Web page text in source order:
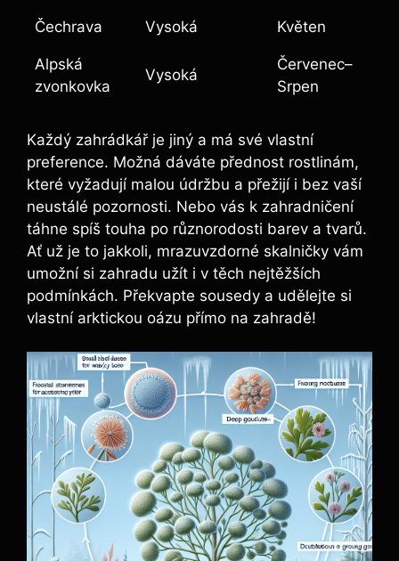
Čechrava Vysoká Květen
Alpská
zvonkovka
Vysoká
Červenec–
Srpen
Každý zahrádkář je jiný a má své vlastní
preference. Možná dáváte přednost rostlinám,
které vyžadují malou údržbu a přežijí i bez vaší
neustálé pozornosti. Nebo vás k zahradničení
táhne spíš touha po různorodosti barev a tvarů.
Ať už je to jakkoli, mrazuvzdorné skalničky vám
umožní si zahradu užít i v těch nejtěžších
podmínkách. Překvapte sousedy a udělejte si
vlastní arktickou oázu přímo na zahradě!